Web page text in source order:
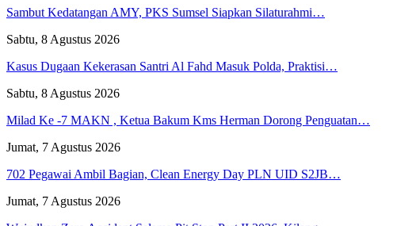
Sambut Kedatangan AMY, PKS Sumsel Siapkan Silaturahmi…
Sabtu, 8 Agustus 2026
Kasus Dugaan Kekerasan Santri Al Fahd Masuk Polda, Praktisi…
Sabtu, 8 Agustus 2026
Milad Ke -7 MAKN , Ketua Bakum Kms Herman Dorong Penguatan…
Jumat, 7 Agustus 2026
702 Pegawai Ambil Bagian, Clean Energy Day PLN UID S2JB…
Jumat, 7 Agustus 2026